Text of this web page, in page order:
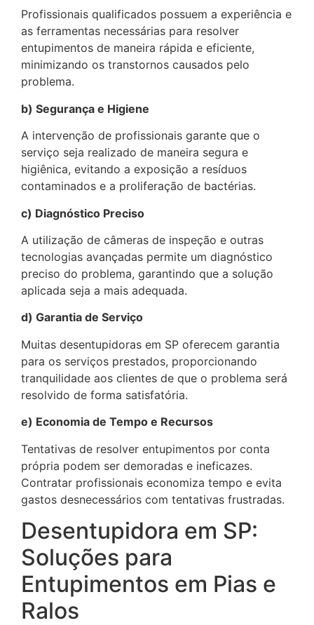
Profissionais qualificados possuem a experiência e
as ferramentas necessárias para resolver
entupimentos de maneira rápida e eficiente,
minimizando os transtornos causados pelo
problema.
b) Segurança e Higiene
A intervenção de profissionais garante que o
serviço seja realizado de maneira segura e
higiênica, evitando a exposição a resíduos
contaminados e a proliferação de bactérias.
c) Diagnóstico Preciso
A utilização de câmeras de inspeção e outras
tecnologias avançadas permite um diagnóstico
preciso do problema, garantindo que a solução
aplicada seja a mais adequada.
d) Garantia de Serviço
Muitas desentupidoras em SP oferecem garantia
para os serviços prestados, proporcionando
tranquilidade aos clientes de que o problema será
resolvido de forma satisfatória.
e) Economia de Tempo e Recursos
Tentativas de resolver entupimentos por conta
própria podem ser demoradas e ineficazes.
Contratar profissionais economiza tempo e evita
gastos desnecessários com tentativas frustradas.
Desentupidora em SP:
Soluções para
Entupimentos em Pias e
Ralos